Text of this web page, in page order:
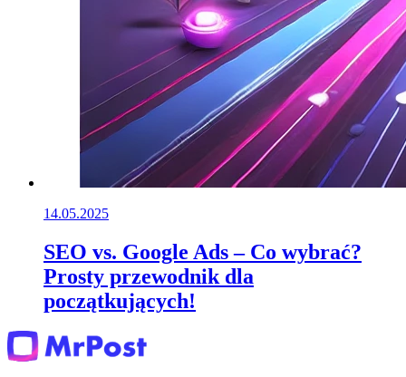
14.05.2025
SEO vs. Google Ads – Co wybrać?
Prosty przewodnik dla
początkujących!